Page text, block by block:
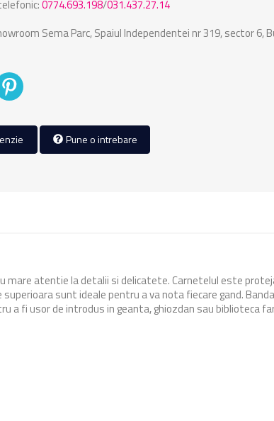
0774.693.198/031.437.27.14
Sema Parc, Spaiul Independentei nr 319, sector 6,
Pune o intrebare
mare atentie la detalii si delicatete. Carnetelul este
sunt ideale pentru a va nota fiecare gand.
fi usor de introdus in geanta, ghiozdan sau biblioteca